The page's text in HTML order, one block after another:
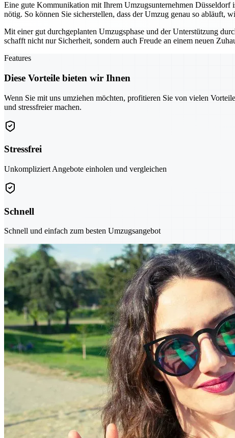
Eine gute Kommunikation mit Ihrem Umzugsunternehmen
nötig. So können Sie sicherstellen, dass der Umzug genau so abläuft,
Mit einer gut durchgeplanten Umzugsphase und der Unterstützung
schafft nicht nur Sicherheit, sondern auch Freude an einem neuen
Features
Diese Vorteile bieten wir Ihnen
Wenn Sie mit uns umziehen möchten, profitieren Sie von vielen
und stressfreier machen.
Stressfrei
Unkompliziert Angebote einholen und vergleichen
Schnell
Schnell und einfach zum besten Umzugsangebot